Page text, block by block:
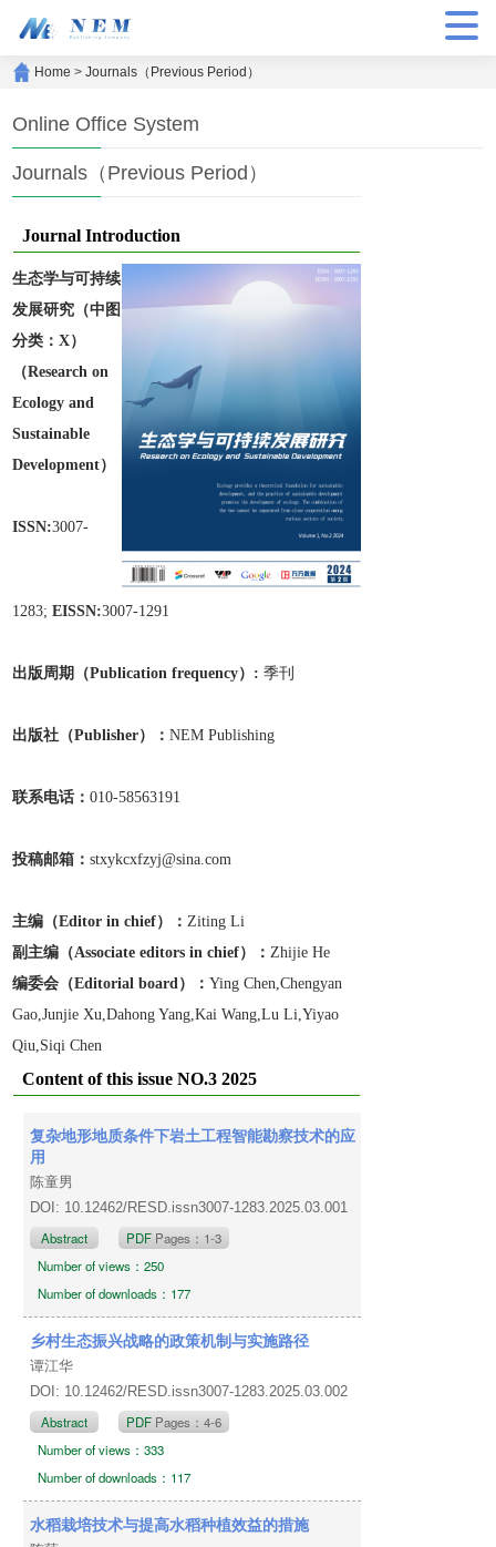
Home >Journals（Previous Period）
Online Office System
Journals（Previous Period）
Journal Introduction
生态学与可持续
发展研究 （中图
分类：X）
（Research on
Ecology and
Sustainable
Development）
ISSN:3007-
1283;EISSN:3007-1291
出版周期（Publication frequency）:季刊
出版社 （Publisher）：NEM Publishing
联系电话：010-58563191
投稿邮箱：stxykcxfzyj@sina.com
主编（Editor in chief）： Ziting Li
副主编 （Associate editors in chief） ： Zhijie He
编委会（Editorial board）：Ying Chen,Chengyan
Gao,Junjie Xu,Dahong Yang,Kai Wang,Lu Li,Yiyao
Qiu,Siqi Chen
Content of this issue NO.3 2025
复杂地形地质条件下岩土工程智能勘察技术的应
用
陈童男
DOI: 10.12462/RESD.issn3007-1283.2025.03.001
Abstract PDF Pages：1-3
Number of views：250
Number of downloads：177
乡村生态振兴战略的政策机制与实施路径
谭江华
DOI: 10.12462/RESD.issn3007-1283.2025.03.002
Abstract PDF Pages：4-6
Number of views：333
Number of downloads：117
水稻栽培技术与提高水稻种植效益的措施